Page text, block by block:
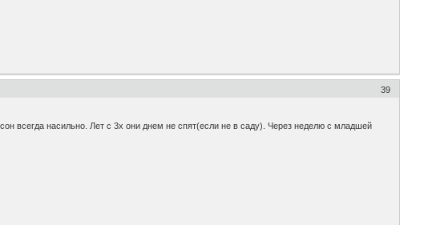
39
всегда насильно. Лет с 3х они днем не спят(если не в саду). Через неделю с младшей